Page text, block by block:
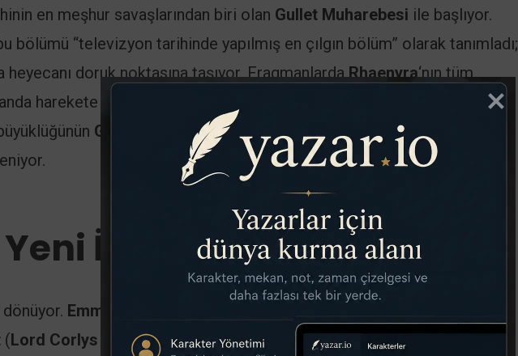
en meşhur savaşlarından biri olan Gullet Muharebesi ile başlıyor.
bölümü “televizyon tarihinde yapılmış en çılgın bölüm” olarak tanımladı;
heyecanı doruk noktasına taşıyor. FragmanlardaRhaenyra‘nın tüm
harekete geçirdiği, gökyüzünde dev bir çarpışmayı başlattığı
Game of Thronesevreninde daha önce görülmüş her şeyi
İsimler
Emma D’Arcy
( Lord Corlys Velaryon ),Harry Collett Jacaerys Velaryon